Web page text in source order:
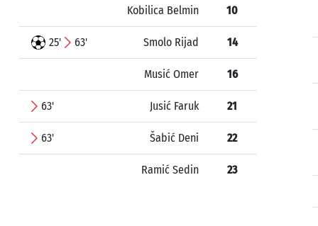
Kobilica Belmin 10
25' 63' Smolo Rijad 14
Musić Omer 16
63' Jusić Faruk 21
63' Šabić Deni 22
Ramić Sedin 23